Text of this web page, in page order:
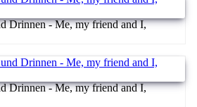
Drinnen - Me, my friend and I,
Drinnen - Me, my friend and I,